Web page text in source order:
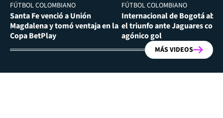
FÚTBOL COLOMBIANO
Santa Fe venció a Unión
Magdalena y tomó ventaja en la
Copa BetPlay
FÚTBOL COLOMBIANO
Internacional de Bogotá
el triunfo ante Jaguares con
agónico gol
MÁS VIDEOS